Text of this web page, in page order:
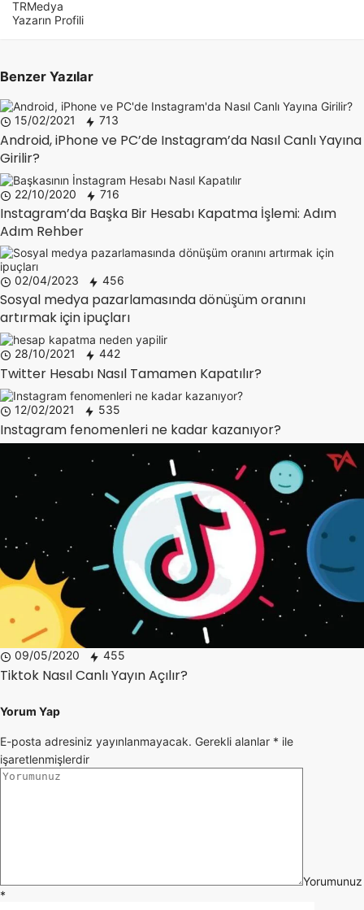
TRMedya
Yazarın Profili
Benzer Yazılar
15/02/2021 713
Android, iPhone ve PC’de Instagram’da Nasıl Canlı Yayına
Girilir?
22/10/2020 716
Instagram’da Başka Bir Hesabı Kapatma İşlemi: Adım
Adım Rehber
02/04/2023 456
Sosyal medya pazarlamasında dönüşüm oranını
artırmak için ipuçları
28/10/2021 442
Twitter Hesabı Nasıl Tamamen Kapatılır?
12/02/2021 535
Instagram fenomenleri ne kadar kazanıyor?
09/05/2020 455
Tiktok Nasıl Canlı Yayın Açılır?
Yorum Yap
E-posta adresiniz yayınlanmayacak. Gerekli alanlar * ile
işaretlenmişlerdir
Yorumunuz
*